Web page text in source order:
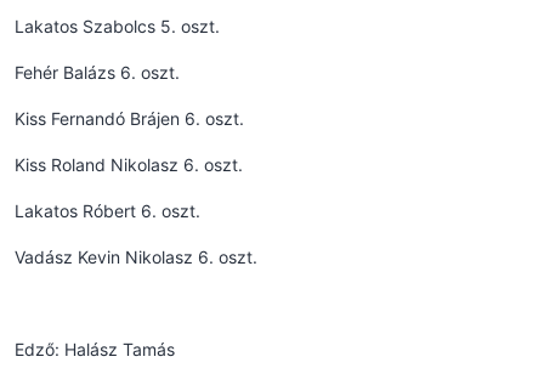
Lakatos Szabolcs 5. oszt.
Fehér Balázs 6. oszt.
Kiss Fernandó Brájen 6. oszt.
Kiss Roland Nikolasz 6. oszt.
Lakatos Róbert 6. oszt.
Vadász Kevin Nikolasz 6. oszt.
Edző: Halász Tamás